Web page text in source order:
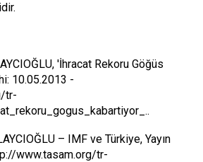
'İhracat Rekoru Göğüs
10.05.2013 -
tr-
– IMF ve Türkiye, Yayın
www.tasam.org/tr-